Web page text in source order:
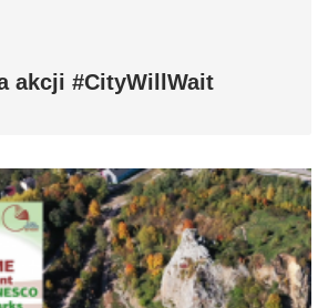
akcji #CityWillWait